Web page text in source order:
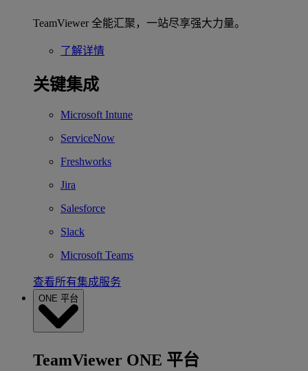
TeamViewer 全能汇聚，一站尽享强大力量。
了解详情
关键集成
Microsoft Intune
ServiceNow
Freshworks
Jira
Salesforce
Slack
Microsoft Teams
查看所有集成服务
ONE 平台
TeamViewer ONE 平台